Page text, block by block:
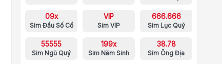
09x
Sim Đầu Số Cổ
VIP
Sim VIP
666.666
Sim Lục Quý
55555
Sim Ngũ Quý
199x
Sim Năm Sinh
38.78
Sim Ông Địa